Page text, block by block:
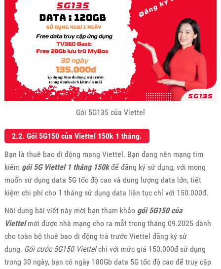
Gói 5G135 của Viettel
2.2. Gói 5G150 của Viettel 150k 1 tháng.
Bạn là thuê bao di động mạng Viettel. Bạn đang nên mạng tìm
kiếm gói 5G Viettel 1 tháng 150kđể đăng ký sử dụng, với mong
muốn sử dụng data 5G tốc độ cao và dung lượng data lớn, tiết
kiệm chi phí cho 1 tháng sử dụng data liên tục chỉ với 150.000đ.
Nội dung bài viết này mời bạn tham khảo gói 5G150 của
Viettelmới được nhà mạng cho ra mắt trong tháng 09.2025 dành
cho toàn bộ thuê bao di động trả trước Viettel đăng ký sử
dụng. Gói cước 5G150 Viettelchỉ với mức giá 150.000đ sử dụng
trong 30 ngày, bạn có ngày 180Gb data 5G tốc độ cao để truy cập